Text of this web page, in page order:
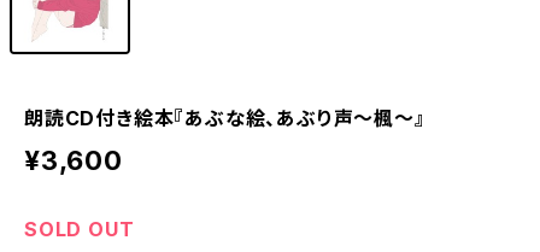
朗読CD付き絵本『あぶな絵、あぶり声～楓～』
¥3,600
SOLD OUT